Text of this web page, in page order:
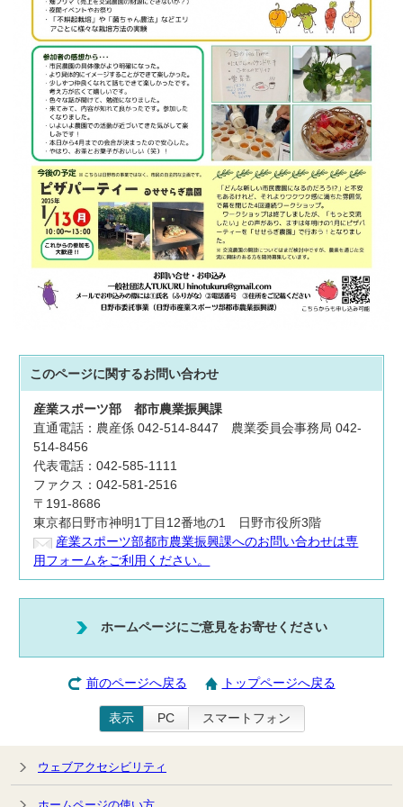
このページに関するお問い合わせ
産業スポーツ部都市農業振興課
直通電話：農産係 042-514-8447 農業委員会事務局 042-
514-8456
代表電話：042-585-1111
ファクス：042-581-2516
〒191-8686
東京都日野市神明1丁目12番地の1 日野市役所3階
産業スポーツ部都市農業振興課へのお問い合わせは専
用フォームをご利用ください。
ホームページにご意見をお寄せください
前のページへ戻る トップページへ戻る
表示 PC スマートフォン
ウェブアクセシビリティ